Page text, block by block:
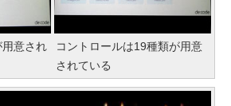
意され
コントロールは19種類が用意
されている